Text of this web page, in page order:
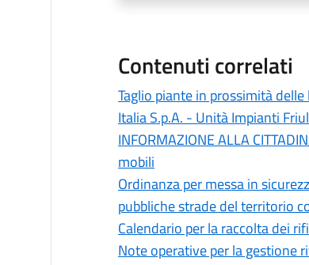
Contenuti correlati
Taglio piante in prossimità
Italia S.p.A. - Unità Impianti
INFORMAZIONE ALLA
mobili
Ordinanza per messa in
pubbliche strade del territorio
Calendario per la raccolta dei
Note operative per la gestione